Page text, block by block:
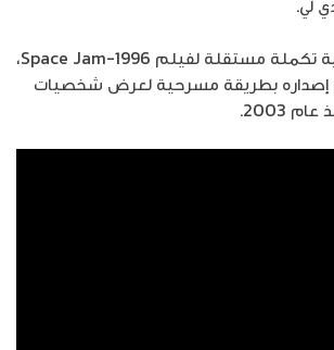
لي.
ويعتبر الفيلم بمثابة تكملة مستقلة لفيلم Space Jam-1996،
إصداره بطريقة مسرحية لعرض شخصيات